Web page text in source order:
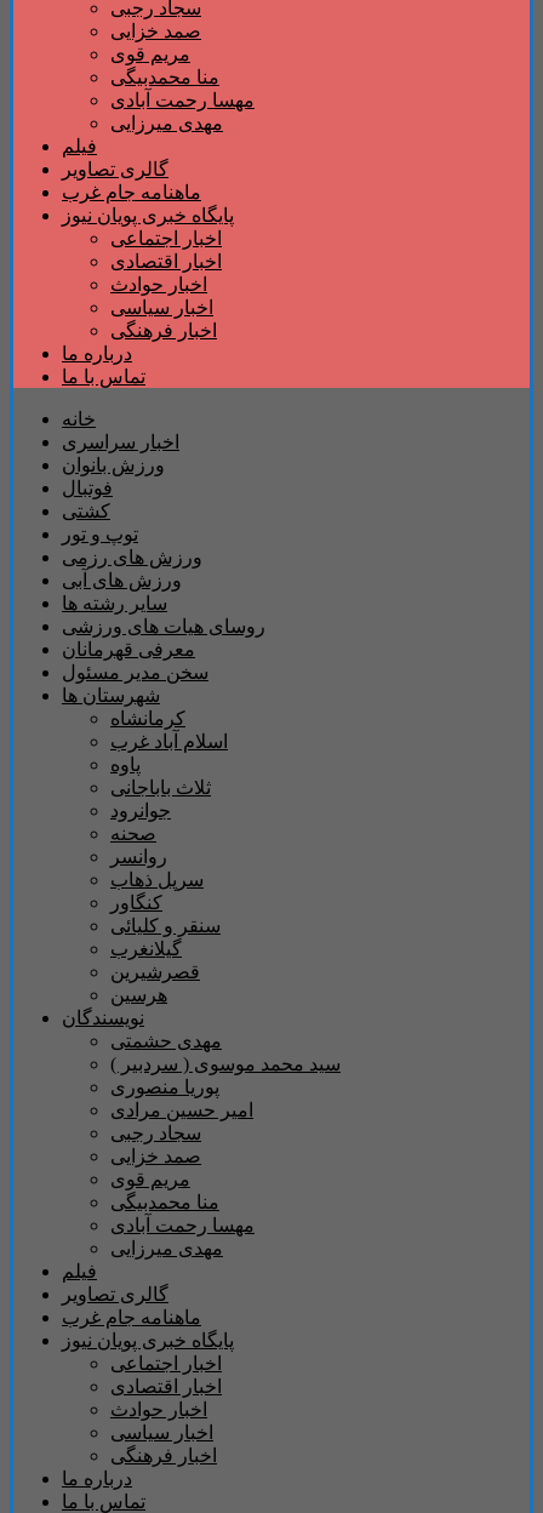
سجاد رجبی
صمد خزایی
مریم قوی
منا محمدبیگی
مهسا رحمت آبادی
مهدی میرزایی
فیلم
گالری تصاویر
ماهنامه جام غرب
پایگاه خبری پویان نیوز
اخبار اجتماعی
اخبار اقتصادی
اخبار حوادث
اخبار سیاسی
اخبار فرهنگی
درباره ما
تماس با ما
خانه
اخبار سراسری
ورزش بانوان
فوتبال
کشتی
توپ و تور
ورزش های رزمی
ورزش های آبی
سایر رشته ها
روسای هیات های ورزشی
معرفی قهرمانان
سخن مدیر مسئول
شهرستان ها
کرمانشاه
اسلام آباد غرب
پاوه
ثلاث باباجانی
جوانرود
صحنه
روانسر
سرپل ذهاب
کنگاور
سنقر و کلیائی
گیلانغرب
قصرشیرین
هرسین
نویسندگان
مهدی حشمتی
سید محمد موسوی ( سردبیر )
پوریا منصوری
امیر حسین مرادی
سجاد رجبی
صمد خزایی
مریم قوی
منا محمدبیگی
مهسا رحمت آبادی
مهدی میرزایی
فیلم
گالری تصاویر
ماهنامه جام غرب
پایگاه خبری پویان نیوز
اخبار اجتماعی
اخبار اقتصادی
اخبار حوادث
اخبار سیاسی
اخبار فرهنگی
درباره ما
تماس با ما